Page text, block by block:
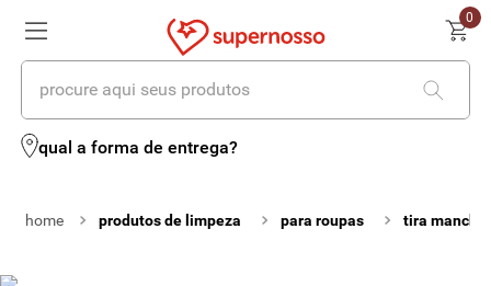
0
procure aqui seus produtos
qual a forma de entrega?
produtos de limpeza para roupas tira
termos mais buscados
2º leite